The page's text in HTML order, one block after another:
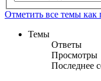
Отметить все темы как
Темы
Ответы
Просмотры
Последнее